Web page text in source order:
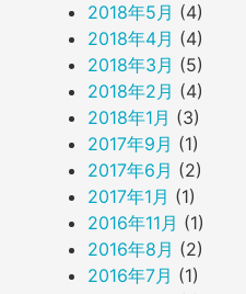
2018年5月 (4)
2018年4月 (4)
2018年3月 (5)
2018年2月 (4)
2018年1月 (3)
2017年9月 (1)
2017年6月 (2)
2017年1月 (1)
2016年11月 (1)
2016年8月 (2)
2016年7月 (1)